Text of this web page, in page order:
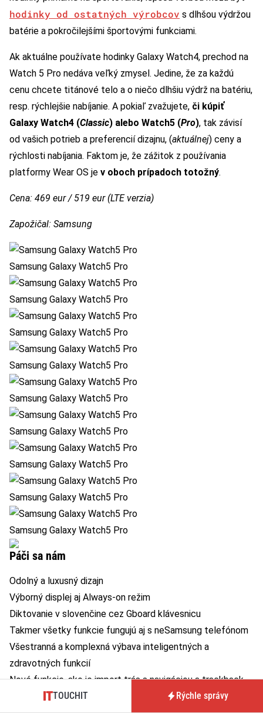
hodinky od ostatných výrobcov s dlhšou výdržou
batérie a pokročilejšími športovými funkciami.
Ak aktuálne používate hodinky Galaxy Watch4, prechod na
Watch 5 Pro nedáva veľký zmysel. Jedine, že za každú
cenu chcete titánové telo a o niečo dlhšiu výdrž na batériu,
resp. rýchlejšie nabíjanie. A pokiaľ zvažujete, či kúpiť
Galaxy Watch4 (Classic) alebo Watch5 (Pro), tak závisí
od vašich potrieb a preferencií dizajnu, (aktuálnej) ceny a
rýchlosti nabíjania. Faktom je, že zážitok z používania
platformy Wear OS je v oboch prípadoch totožný.
Cena: 469 eur / 519 eur (LTE verzia)
Zapožičal: Samsung
Samsung Galaxy Watch5 Pro
Samsung Galaxy Watch5 Pro
Samsung Galaxy Watch5 Pro
Samsung Galaxy Watch5 Pro
Samsung Galaxy Watch5 Pro
Samsung Galaxy Watch5 Pro
Samsung Galaxy Watch5 Pro
Samsung Galaxy Watch5 Pro
Samsung Galaxy Watch5 Pro
Páči sa nám
Odolný a luxusný dizajn
Výborný displej aj Always-on režim
Diktovanie v slovenčine cez Gboard klávesnicu
Takmer všetky funkcie fungujú aj s neSamsung telefónom
Všestranná a komplexná výbava inteligentných a
zdravotných funkcií
Nové funkcie, ako je import trás s navigáciou a trackback
Rýchle nabíjanie je super
TOUCHIT Rýchle správy